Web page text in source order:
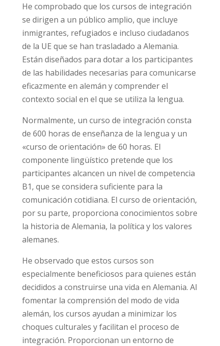
He comprobado que los cursos de integración
se dirigen a un público amplio, que incluye
inmigrantes, refugiados e incluso ciudadanos
de la UE que se han trasladado a Alemania.
Están diseñados para dotar a los participantes
de las habilidades necesarias para comunicarse
eficazmente en alemán y comprender el
contexto social en el que se utiliza la lengua.
Normalmente, un curso de integración consta
de 600 horas de enseñanza de la lengua y un
«curso de orientación» de 60 horas. El
componente lingüístico pretende que los
participantes alcancen un nivel de competencia
B1, que se considera suficiente para la
comunicación cotidiana. El curso de orientación,
por su parte, proporciona conocimientos sobre
la historia de Alemania, la política y los valores
alemanes.
He observado que estos cursos son
especialmente beneficiosos para quienes están
decididos a construirse una vida en Alemania. Al
fomentar la comprensión del modo de vida
alemán, los cursos ayudan a minimizar los
choques culturales y facilitan el proceso de
integración. Proporcionan un entorno de